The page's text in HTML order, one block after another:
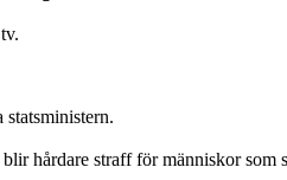
hårdare straff för människor som